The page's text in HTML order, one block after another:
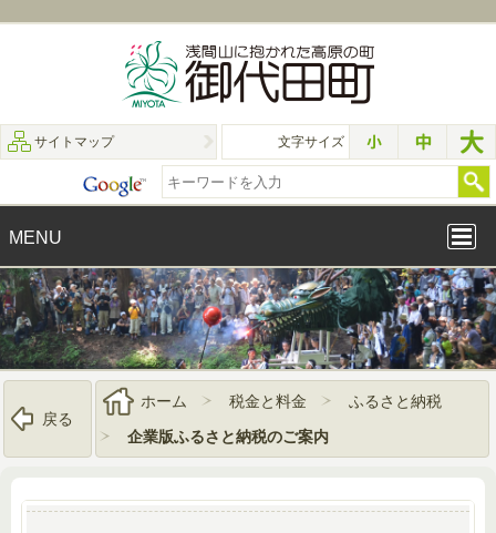
サイトマップ 文字サイズ
MENU
戻る
ホーム 税金と料金
ふるさと納税
企業版ふるさと納税のご案内